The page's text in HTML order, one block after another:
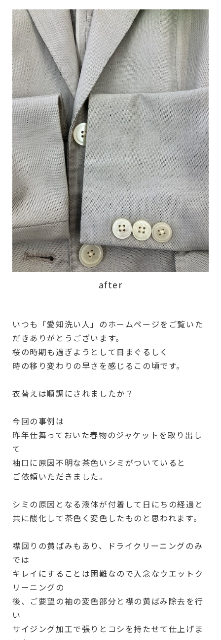
after
いつも「愛知洗い人」のホームページをご覧いた
だきありがとうございます。
桜の時期も過ぎようとして目まぐるしく
時の移り変わりの早さを感じるこの頃です。
衣替えは順調にされましたか？
今回の事例は
昨年仕舞っておいた春物のジャケットを取り出し
て
袖口に原因不明な茶色いシミがついていると
ご依頼いただきました。
シミの原因となる液体が付着して日にちの経過と
共に酸化して茶色く変色したものと思われます。
襟回りの黄ばみもあり、ドライクリーニングのみ
では
キレイにすることは困難なので入念なウエットク
リーニングの
後、ご要望の袖の変色部分と襟の黄ばみ除去を行
い
サイジング加工で張りとコシを持たせて仕上げま